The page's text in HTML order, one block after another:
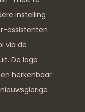
instelling
assistenten
via de
De logo
herkenbaar